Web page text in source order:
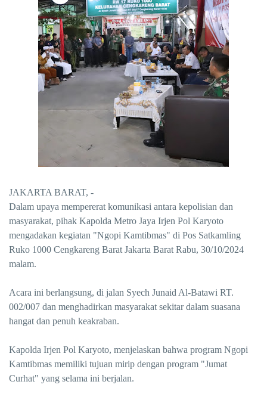
JAKARTA BARAT, -
Dalam upaya mempererat komunikasi antara kepolisian dan
masyarakat, pihak Kapolda Metro Jaya Irjen Pol Karyoto
mengadakan kegiatan "Ngopi Kamtibmas" di Pos Satkamling
Ruko 1000 Cengkareng Barat Jakarta Barat Rabu, 30/10/2024
malam.
Acara ini berlangsung, di jalan Syech Junaid Al-Batawi RT.
002/007 dan menghadirkan masyarakat sekitar dalam suasana
hangat dan penuh keakraban.
Kapolda Irjen Pol Karyoto, menjelaskan bahwa program Ngopi
Kamtibmas memiliki tujuan mirip dengan program "Jumat
Curhat" yang selama ini berjalan.